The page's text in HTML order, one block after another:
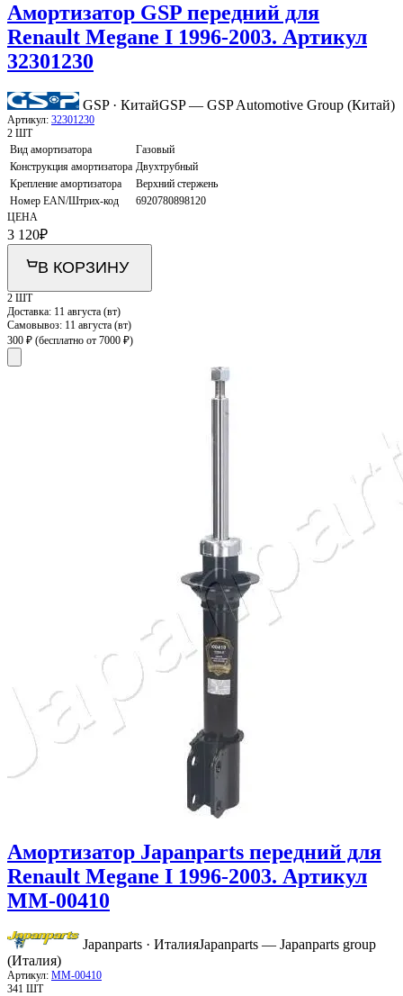
Амортизатор GSP передний для
Renault Megane I 1996-2003. Артикул
32301230
GSP · КитайGSP — GSP Automotive Group (Китай)
Артикул: 32301230
2 ШТ
Вид амортизатора
Газовый
Конструкция амортизатора Двухтрубный
Крепление амортизатора
Верхний стержень
Номер EAN/Штрих-код
6920780898120
ЦЕНА
3 120₽
В КОРЗИНУ
2 ШТ
Доставка: 11 августа (вт)
Самовывоз: 11 августа (вт)
300 ₽ (бесплатно от 7000 ₽)
Амортизатор Japanparts передний для
Renault Megane I 1996-2003. Артикул
MM-00410
Japanparts · ИталияJapanparts — Japanparts group
(Италия)
Артикул: MM-00410
341 ШТ